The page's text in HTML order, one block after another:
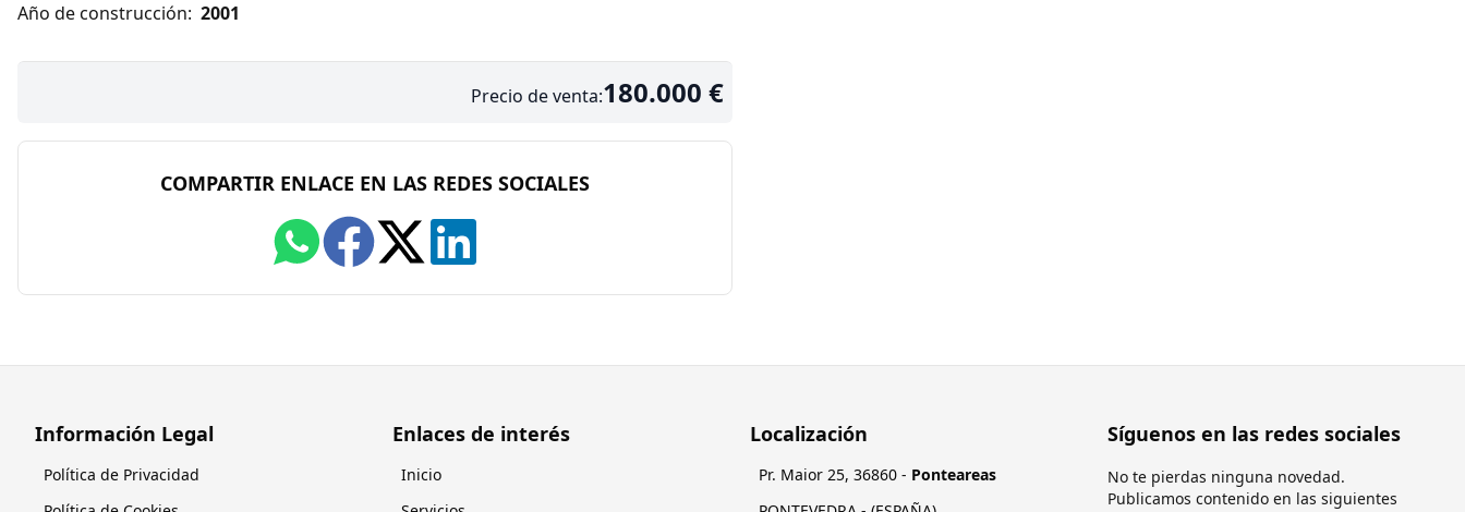
Año de construcción: 2001
Precio de venta:180.000 €
COMPARTIR ENLACE EN LAS REDES SOCIALES
Información Legal
Política de Privacidad
Enlaces de interés
Inicio
Localización
Pr. Maior 25, 36860 - Ponteareas
Síguenos en las redes sociales
No te pierdas ninguna novedad.
Publicamos contenido en las siguientes